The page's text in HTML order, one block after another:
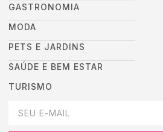
GASTRONOMIA
MODA
PETS E JARDINS
SAÚDE E BEM ESTAR
TURISMO